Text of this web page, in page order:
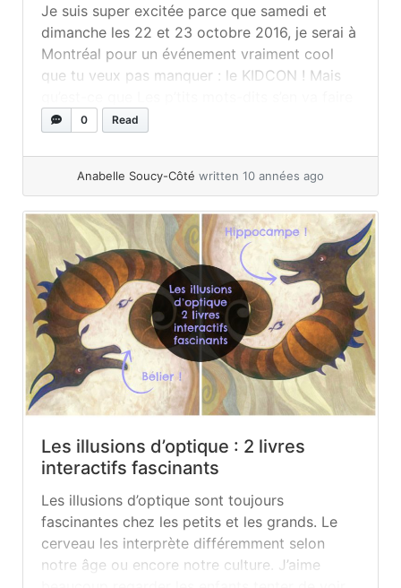
Je suis super excitée parce que samedi et
dimanche les 22 et 23 octobre 2016, je serai à
Montréal pour un événement vraiment cool
que tu veux pas manquer : le KIDCON ! Mais
dans une convention pour les jeunes vous
qu’une... »read more
0 Read
Anabelle Soucy-Côté written 10 années ago
Les illusions d’optique : 2 livres
interactifs fascinants
Les illusions d’optique sont toujours
fascinantes chez les petits et les grands. Le
cerveau les interprète différemment selon
notre âge ou encore notre culture. J’aime